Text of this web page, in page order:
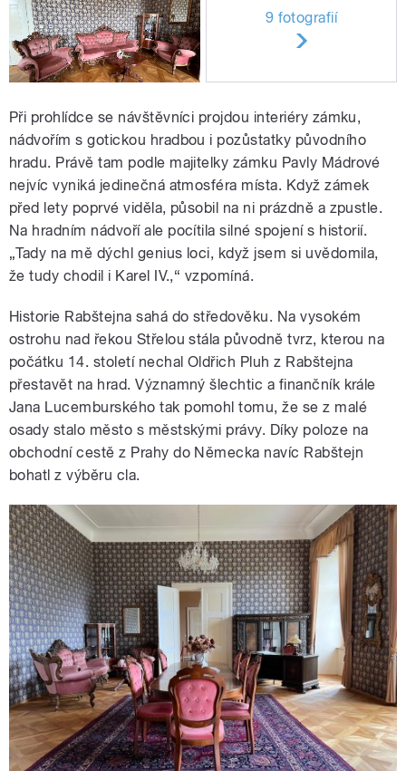
9 fotografií
Při prohlídce se návštěvníci projdou interiéry zámku,
nádvořím s gotickou hradbou i pozůstatky původního
hradu. Právě tam podle majitelky zámku Pavly Mádrové
nejvíc vyniká jedinečná atmosféra místa. Když zámek
před lety poprvé viděla, působil na ni prázdně a zpustle.
Na hradním nádvoří ale pocítila silné spojení s historií.
„Tady na mě dýchl genius loci, když jsem si uvědomila,
že tudy chodil i Karel IV.,“ vzpomíná.
Historie Rabštejna sahá do středověku. Na vysokém
ostrohu nad řekou Střelou stála původně tvrz, kterou na
počátku 14. století nechal Oldřich Pluh z Rabštejna
přestavět na hrad. Významný šlechtic a finančník krále
Jana Lucemburského tak pomohl tomu, že se z malé
osady stalo město s městskými právy. Díky poloze na
obchodní cestě z Prahy do Německa navíc Rabštejn
bohatl z výběru cla.